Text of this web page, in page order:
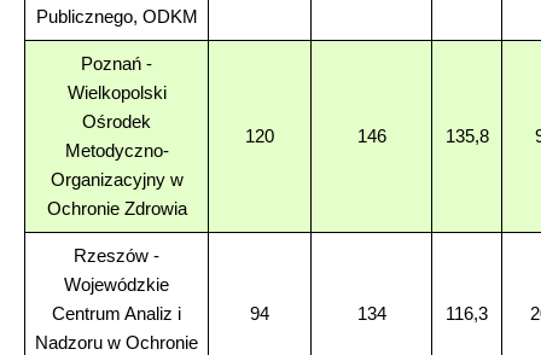
Publicznego, ODKM
Poznań -
Wielkopolski
Ośrodek
Metodyczno-
Organizacyjny w
Ochronie Zdrowia
120 146 135,8
Rzeszów -
Wojewódzkie
Centrum Analiz i
Nadzoru w Ochronie
94 134 116,3